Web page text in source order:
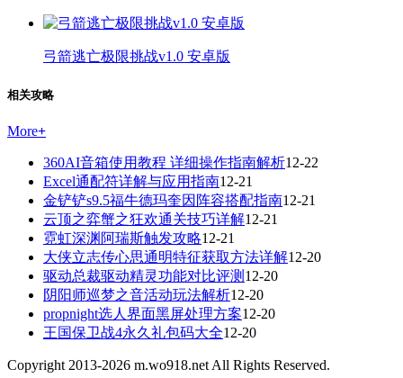
弓箭逃亡极限挑战v1.0 安卓版
相关攻略
More+
360AI音箱使用教程 详细操作指南解析12-22
Excel通配符详解与应用指南12-21
金铲铲s9.5福牛德玛奎因阵容搭配指南12-21
云顶之弈蟹之狂欢通关技巧详解12-21
霓虹深渊阿瑞斯触发攻略12-21
大侠立志传心思通明特征获取方法详解12-20
驱动总裁驱动精灵功能对比评测 12-20
阴阳师巡梦之音活动玩法解析12-20
propnight选人界面黑屏处理方案12-20
王国保卫战4永久礼包码大全12-20
Copyright 2013-2026 m.wo918.net All Rights Reserved.